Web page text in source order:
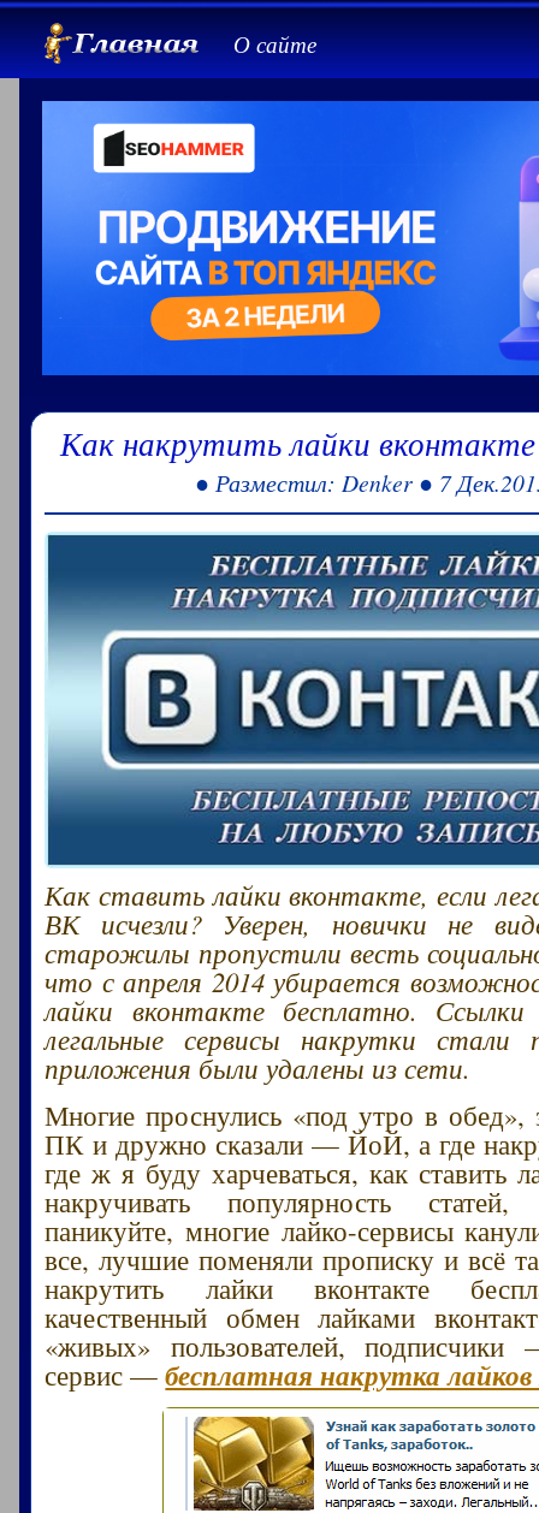
О сайте
Как накрутить лайки
● Разместил: Denker ● 7
Как ставить лайки вконтакте, если
ВК исчезли? Уверен, новички не
старожилы пропустили весть
что с апреля 2014 убирается
лайки вконтакте бесплатно.
легальные сервисы накрутки стали
приложения были удалены из сети.
Многие проснулись «под утро в обед»,
ПК и дружно сказали — ЙоЙ, а где
где ж я буду харчеваться, как ставить
накручивать популярность
паникуйте, многие лайко-сервисы
все, лучшие поменяли прописку и всё
накрутить лайки вконтакте
качественный обмен лайками
«живых» пользователей,
сервис —бесплатная накрутка